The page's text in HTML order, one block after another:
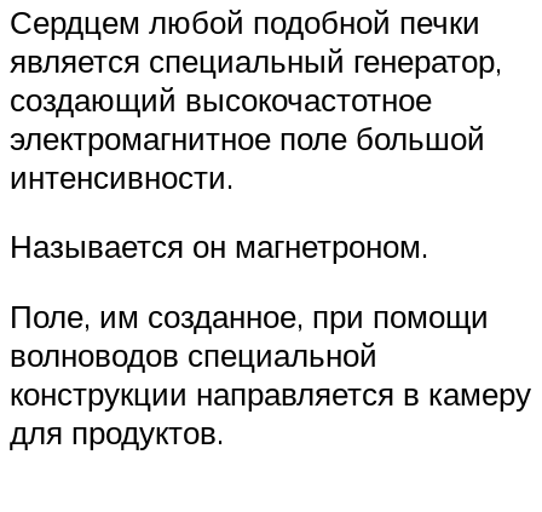
Сердцем любой подобной печки
является специальный генератор,
создающий высокочастотное
электромагнитное поле большой
интенсивности.
Называется он магнетроном.
Поле, им созданное, при помощи
волноводов специальной
конструкции направляется в камеру
для продуктов.